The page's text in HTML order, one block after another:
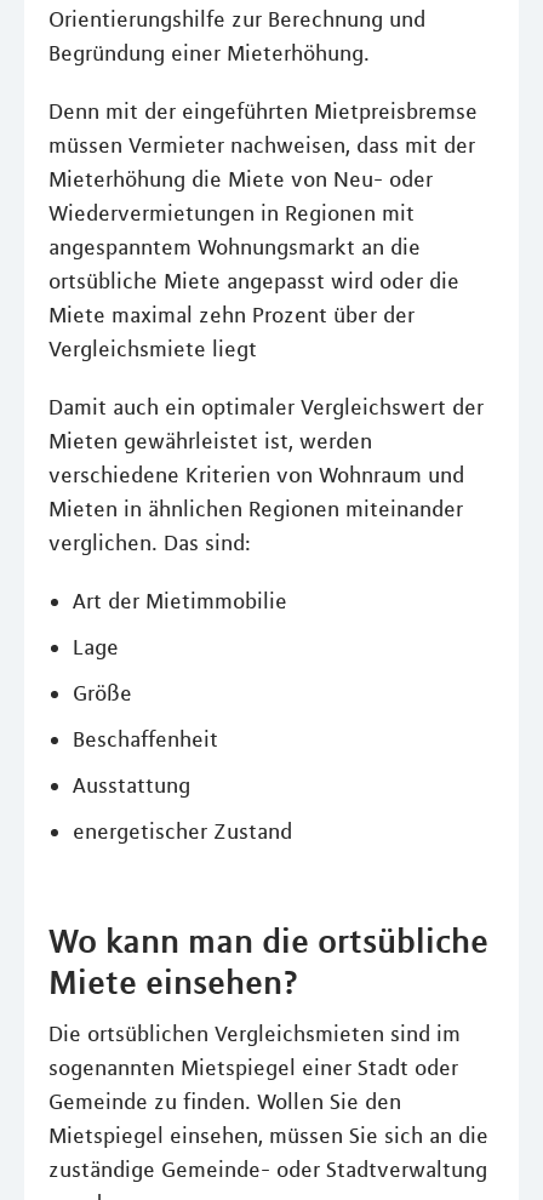
Orientierungshilfe zur Berechnung und
Begründung einer Mieterhöhung.
Denn mit der eingeführten Mietpreisbremse
müssen Vermieter nachweisen, dass mit der
Mieterhöhung die Miete von Neu- oder
Wiedervermietungen in Regionen mit
angespanntem Wohnungsmarkt an die
ortsübliche Miete angepasst wird oder die
Miete maximal zehn Prozent über der
Vergleichsmiete liegt
Damit auch ein optimaler Vergleichswert der
Mieten gewährleistet ist, werden
verschiedene Kriterien von Wohnraum und
Mieten in ähnlichen Regionen miteinander
verglichen. Das sind:
Art der Mietimmobilie
Lage
Größe
Beschaffenheit
Ausstattung
energetischer Zustand
Wo kann man die ortsübliche
Miete einsehen?
Die ortsüblichen Vergleichsmieten sind im
sogenannten Mietspiegel einer Stadt oder
Gemeinde zu finden. Wollen Sie den
Mietspiegel einsehen, müssen Sie sich an die
zuständige Gemeinde- oder Stadtverwaltung